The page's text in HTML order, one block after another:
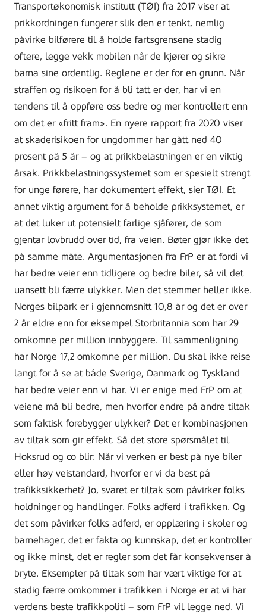
Transportøkonomisk institutt (TØI) fra 2017 viser at
prikkordningen fungerer slik den er tenkt, nemlig
påvirke bilførere til å holde fartsgrensene stadig
oftere, legge vekk mobilen når de kjører og sikre
barna sine ordentlig. Reglene er der for en grunn. Når
straffen og risikoen for å bli tatt er der, har vi en
tendens til å oppføre oss bedre og mer kontrollert enn
om det er «fritt fram». En nyere rapport fra 2020 viser
at skaderisikoen for ungdommer har gått ned 40
prosent på 5 år – og at prikkbelastningen er en viktig
årsak. Prikkbelastningssystemet som er spesielt strengt
for unge førere, har dokumentert effekt, sier TØI. Et
annet viktig argument for å beholde prikksystemet, er
at det luker ut potensielt farlige sjåfører, de som
gjentar lovbrudd over tid, fra veien. Bøter gjør ikke det
på samme måte. Argumentasjonen fra FrP er at fordi vi
har bedre veier enn tidligere og bedre biler, så vil det
uansett bli færre ulykker. Men det stemmer heller ikke.
Norges bilpark er i gjennomsnitt 10,8 år og det er over
2 år eldre enn for eksempel Storbritannia som har 29
omkomne per million innbyggere. Til sammenligning
har Norge 17,2 omkomne per million. Du skal ikke reise
langt for å se at både Sverige, Danmark og Tyskland
har bedre veier enn vi har. Vi er enige med FrP om at
veiene må bli bedre, men hvorfor endre på andre tiltak
som faktisk forebygger ulykker? Det er kombinasjonen
av tiltak som gir effekt. Så det store spørsmålet til
Hoksrud og co blir: Når vi verken er best på nye biler
eller høy veistandard, hvorfor er vi da best på
trafikksikkerhet? Jo, svaret er tiltak som påvirker folks
holdninger og handlinger. Folks adferd i trafikken. Og
det som påvirker folks adferd, er opplæring i skoler og
barnehager, det er fakta og kunnskap, det er kontroller
og ikke minst, det er regler som det får konsekvenser å
bryte. Eksempler på tiltak som har vært viktige for at
stadig færre omkommer i trafikken i Norge er at vi har
verdens beste trafikkpoliti – som FrP vil legge ned. Vi